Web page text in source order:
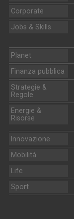
Corporate
Jobs & Skills
Planet
Finanza pubblica
Strategie &
Regole
Energie &
Risorse
Innovazione
Mobilità
Life
Sport